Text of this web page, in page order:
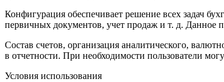
Конфигурация обеспечивает решение всех задач
первичных документов, учет продаж и т. д. Данное
Состав счетов, организация аналитического,
в отчетности. При необходимости пользователи
Условия использования